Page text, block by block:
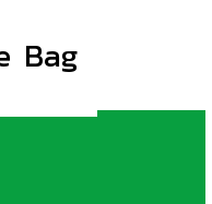
Bag